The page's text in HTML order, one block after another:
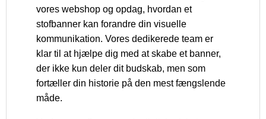
vores webshop og opdag, hvordan et
stofbanner kan forandre din visuelle
kommunikation. Vores dedikerede team er
klar til at hjælpe dig med at skabe et banner,
der ikke kun deler dit budskab, men som
fortæller din historie på den mest fængslende
måde.